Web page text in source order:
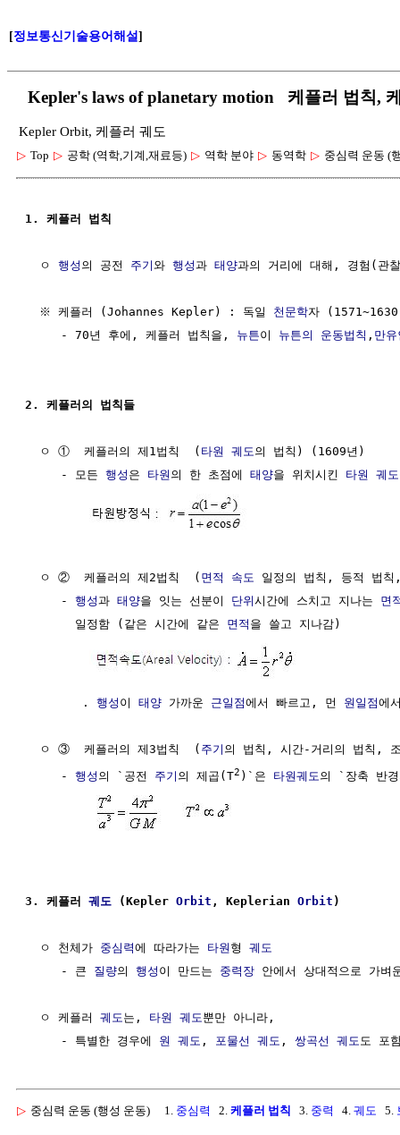
[정보통신기술용어해설]
Kepler's laws of planetary motion 케플러 법칙,
Kepler Orbit, 케플러 궤도
▷ Top ▷ 공학 (역학,기계,재료등) ▷ 역학 분야 ▷ 동역학 ▷ 중심력 운동 (
1. 케플러 법칙
  ㅇ
행성 의 공전 주기와 행성과 태양과의 거리에 대해, 경험(관
  ※ 케플러 (Johannes Kepler) : 독일
천문학자
     - 70년 후에, 케플러 법칙을,
뉴튼이 뉴튼의 운동법칙 , 만
2. 케플러의 법칙들
  ㅇ ①  케플러의 제1법칙  (
타원 궤도 의 법칙) (1609년)
     - 모든
행성 은 타원 의 한 초점에 태양을 위치시킨 타원 궤도
  ㅇ ②  케플러의 제2법칙  (
면적 속도
일정의 법칙, 등적 법
     -
행성과 태양을 잇는 선분이 단위시간에 스치고 지나는 면
       일정함 (같은 시간에 같은
면적 을 쓸고 지나감)
        .
행성 이 태양 가까운 근일점에서 빠르고, 먼 원일점에
  ㅇ ③  케플러의 제3법칙  (
주기 의 법칙, 시간-거리의 법칙,
     -
행성 의 `공전 주기 의 제곱(T2 )`은 타원궤도 의 `장축 반
3. 케플러 궤도 (Kepler Orbit , Keplerian Orbit )
  ㅇ 천체가
중심력에 따라가는 타원 형 궤도
     - 큰
질량의 행성 이 만드는 중력장 안에서 상대적으로 가벼
  ㅇ 케플러
궤도 는, 타원 궤도 뿐만 아니라,
     - 특별한 경우에
원 궤도 , 포물선 궤도 , 쌍곡선 궤도
▷ 중심력 운동 (행성 운동) 1. 중심력 2. 케플러 법칙 3. 중력 4. 궤도 5.